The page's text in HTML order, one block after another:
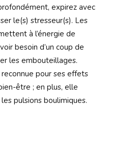
expirez avec
le(s) stresseur(s). Les
à l’énergie de
besoin d’un coup de
les embouteillages.
reconnue pour ses effets
être ; en plus, elle
pulsions boulimiques.